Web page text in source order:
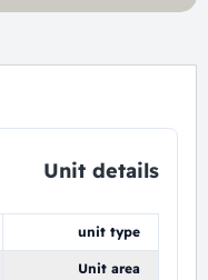
Unit details
unit type
Unit area